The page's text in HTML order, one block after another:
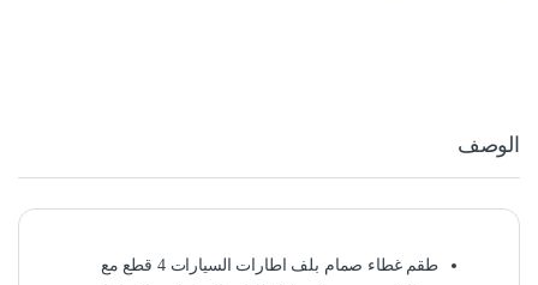
الوصف
طقم غطاء صمام بلف اطارات السيارات 4 قطع مع